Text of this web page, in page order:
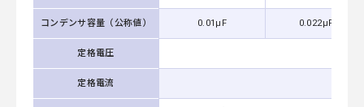
コンデンサ容量（公称値） 0.01μF 0.022μF
定格電圧
定格電流